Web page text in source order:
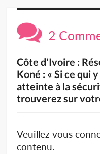
2
Côte d'Ivoire :
Koné : « Si ce qui
atteinte à la
trouverez sur
Veuillez vous
contenu.